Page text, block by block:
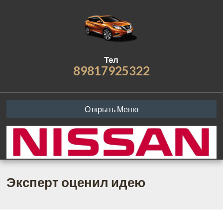
Тел
89817925322
Открыть Меню
Эксперт оценил идею